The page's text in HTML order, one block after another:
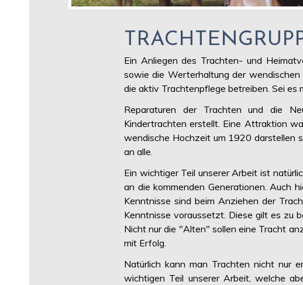
Ein Anliegen des Trachten- und
sowie die Werterhaltung der wendischen
die aktiv Trachtenpflege betreiben. Sei es
Reparaturen der Trachten und die
Kindertrachten erstellt. Eine Attraktion
wendische Hochzeit um 1920 darstellen
an alle.
Ein wichtiger Teil unserer Arbeit ist
an die kommenden Generationen. Auch
Kenntnisse sind beim Anziehen der
Kenntnisse voraussetzt. Diese gilt es zu
Nicht nur die "Alten" sollen eine Tracht
mit Erfolg.
Natürlich kann man Trachten nicht nur
wichtigen Teil unserer Arbeit, welche